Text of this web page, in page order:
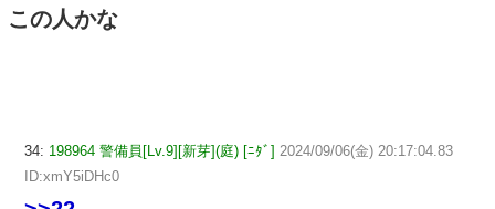
この人かな
34: 198964 警備員[Lv.9][新芽](庭) [ﾆﾀﾞ] 2024/09/06(金) 20:17:04.83
ID:xmY5iDHc0